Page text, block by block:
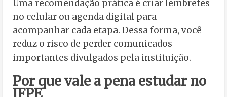
Uma recomendação prática é criar lembretes
no celular ou agenda digital para
acompanhar cada etapa. Dessa forma, você
reduz o risco de perder comunicados
importantes divulgados pela instituição.
Por que vale a pena estudar no